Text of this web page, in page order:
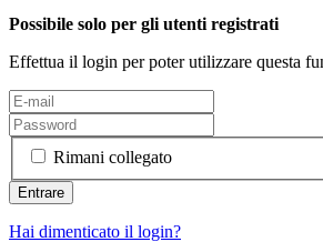
Possibile solo per gli utenti registrati
Effettua il login per poter utilizzare questa
Rimani collegato
Hai dimenticato il login?